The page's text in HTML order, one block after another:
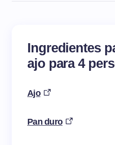
Ingredientes
ajo para 4
Ajo
Pan duro